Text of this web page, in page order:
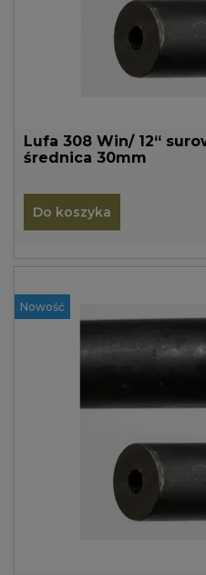
Lufa 308 Win/ 12“
średnica 30mm
Do koszyka
Nowość